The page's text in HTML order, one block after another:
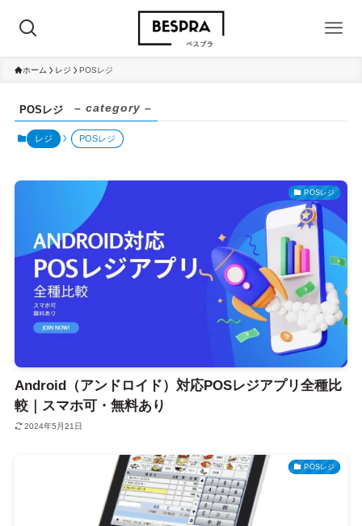
ホーム レジ POSレジ
POSレジ – category –
レジ POSレジ
POSレジ
Android（アンドロイド）対応POSレジアプリ全種比
較｜スマホ可・無料あり
2024年5月21日
POSレジ